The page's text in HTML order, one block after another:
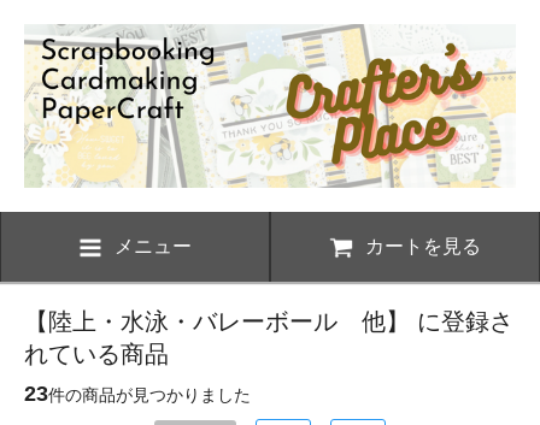
メニュー カートを見る
【陸上・水泳・バレーボール 他】 に登録さ
れている商品
23件の商品が見つかりました